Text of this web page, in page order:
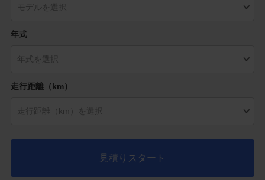
年式
走行距離（km）
見積りスタート